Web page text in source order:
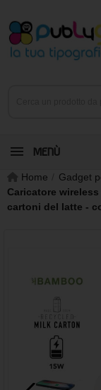
MENÙ
Home Gadget
Caricatore
cartoni del latte -